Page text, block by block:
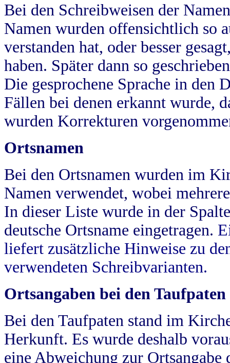
Bei den Schreibweisen der
Namen wurden offensichtlich so
verstanden hat, oder besser
haben. Später dann so
Die gesprochene Sprache in
Fällen bei denen erkannt wurde,
wurden Korrekturen
Ortsnamen
Bei den Ortsnamen wurden im
Namen verwendet, wobei
In dieser Liste wurde in der
deutsche Ortsname eingetragen.
liefert zusätzliche Hinweise zu
verwendeten Schreibvarianten.
Ortsangaben bei den Taufpaten
Bei den Taufpaten stand im
Herkunft. Es wurde deshalb
eine Abweichung zur